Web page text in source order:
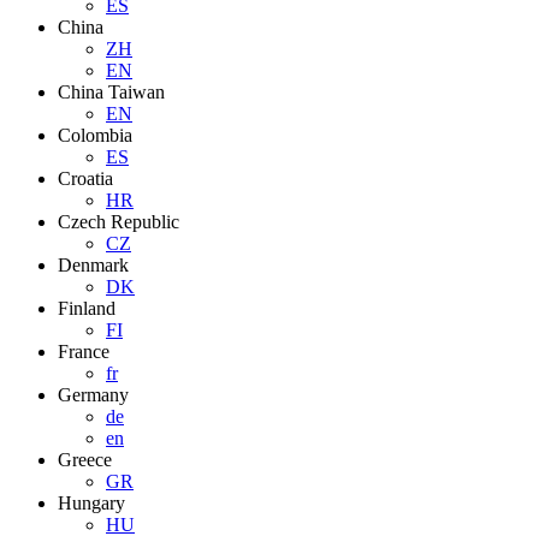
ES
China
ZH
EN
China Taiwan
EN
Colombia
ES
Croatia
HR
Czech Republic
CZ
Denmark
DK
Finland
FI
France
fr
Germany
de
en
Greece
GR
Hungary
HU